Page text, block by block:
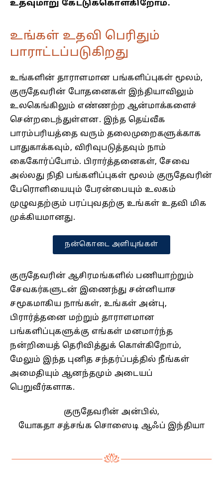
உதவுமாறு கேட்டுக்கொள்கிறோம்.
உங்கள் உதவி பெரிதும்
பாராட்டப்படுகிறது
உங்களின் தாராளமான பங்களிப்புகள் மூலம்,
குருதேவரின் போதனைகள் இந்தியாவிலும்
உலகெங்கிலும் எண்ணற்ற ஆன்மாக்களைச்
சென்றடைந்துள்ளன. இந்த தெய்வீக
பாரம்பரியத்தை வரும் தலைமுறைகளுக்காக
பாதுகாக்கவும், விரிவுபடுத்தவும் நாம்
கைகோர்ப்போம். பிரார்த்தனைகள், சேவை
அல்லது நிதி பங்களிப்புகள் மூலம் குருதேவரின்
பேரொளியையும் பேரன்பையும் உலகம்
முழுவதற்கும் பரப்புவதற்கு உங்கள் உதவி மிக
முக்கியமானது.
நன்கொடை அளியுங்கள்
குருதேவரின் ஆசிரமங்களில் பணியாற்றும்
சேவகர்களுடன் இணைந்து சன்னியாச
சமூகமாகிய நாங்கள், உங்கள் அன்பு,
பிரார்த்தனை மற்றும் தாராளமான
பங்களிப்புகளுக்கு எங்கள் மனமார்ந்த
நன்றியைத் தெரிவித்துக் கொள்கிறோம்,
மேலும் இந்த புனித சந்தர்ப்பத்தில் நீங்கள்
அமைதியும் ஆனந்தமும் அடையப்
பெறுவீர்களாக.
குருதேவரின் அன்பில்,
யோகதா சத்சங்க சொஸைடி ஆஃப் இந்தியா